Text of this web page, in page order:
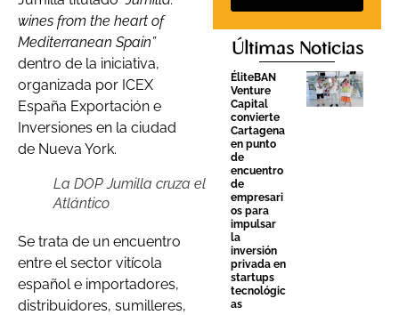
wines from the heart of
Mediterranean Spain”
dentro de la iniciativa,
organizada por ICEX
España Exportación e
Inversiones en la ciudad
de Nueva York.
La DOP Jumilla cruza el
Atlántico
Se trata de un encuentro
entre el sector vitícola
español e importadores,
distribuidores, sumilleres,
Últimas Noticias
ÉliteBAN
Venture
Capital
convierte
Cartagena
en punto
de
encuentro
de
empresari
os para
impulsar
la
inversión
privada en
startups
tecnológic
as